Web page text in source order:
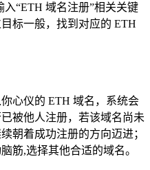
入“ETH 域名注册”相关关键
标一般，找到对应的 ETH
心仪的 ETH 域名，系统会
被他人注册，若该域名尚未
朝着成功注册的方向迈进；
筋,选择其他合适的域名。